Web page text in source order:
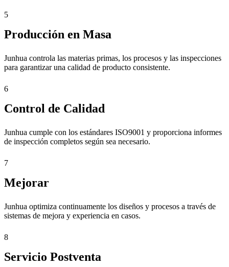
5
Producción en Masa
Junhua controla las materias primas, los procesos y las inspecciones
para garantizar una calidad de producto consistente.
6
Control de Calidad
Junhua cumple con los estándares ISO9001 y proporciona informes
de inspección completos según sea necesario.
7
Mejorar
Junhua optimiza continuamente los diseños y procesos a través de
sistemas de mejora y experiencia en casos.
8
Servicio Postventa